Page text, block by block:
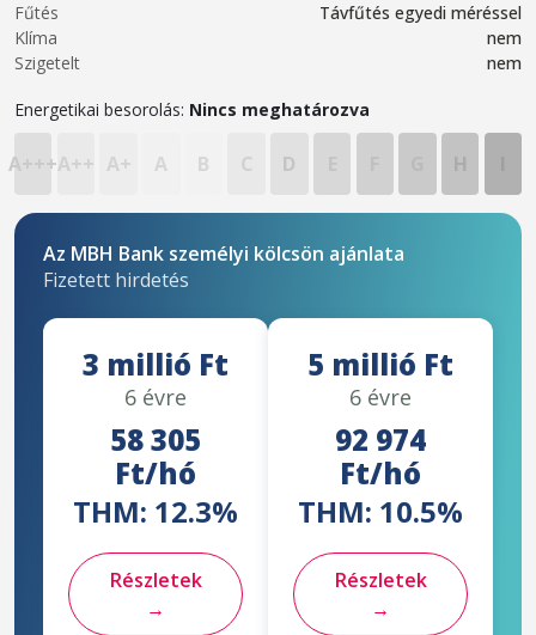
Fűtés
Távfűtés egyedi méréssel
Klíma
nem
Szigetelt
nem
Energetikai besorolás: Nincs meghatározva
A+++A++ A+ A B C D
Az MBH Bank személyi kölcsön ajánlata
Fizetett hirdetés
3 millió Ft
6 évre
58 305
Ft/hó
THM: 12.3%
Részletek
→
5 millió Ft
6 évre
92 974
Ft/hó
THM: 10.5%
Részletek
→